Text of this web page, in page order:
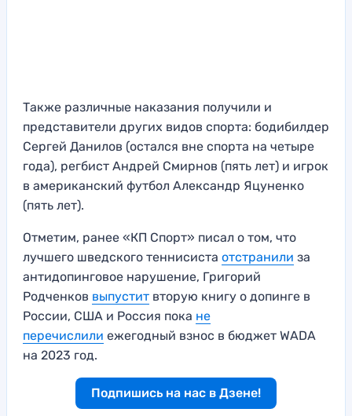
Также различные наказания получили и
представители других видов спорта: бодибилдер
Сергей Данилов (остался вне спорта на четыре
года), регбист Андрей Смирнов (пять лет) и игрок
в американский футбол Александр Яцуненко
(пять лет).
Отметим, ранее «КП Спорт» писал о том, что
лучшего шведского теннисиста отстранили за
антидопинговое нарушение, Григорий
Родченков выпустит вторую книгу о допинге в
России, США и Россия пока не
перечислили ежегодный взнос в бюджет WADA
на 2023 год.
Подпишись на нас в Дзене!